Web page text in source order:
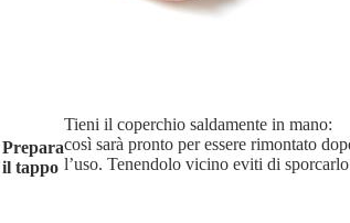
Prepara
il tappo
Tieni il coperchio saldamente in mano:
così sarà pronto per essere rimontato
l’uso. Tenendolo vicino eviti di